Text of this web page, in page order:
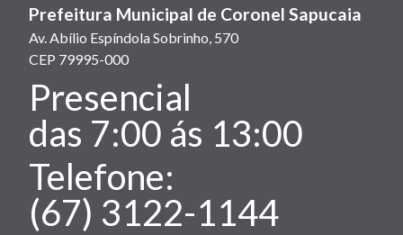
Prefeitura Municipal de Coronel Sapucaia
Av. Abílio Espíndola Sobrinho, 570
CEP 79995-000
Atendimento:
Presencial
das 7:00 ás 13:00
Telefone:
(67) 3122-1144